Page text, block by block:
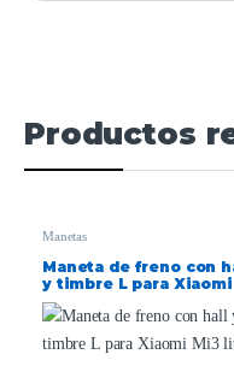
Productos
Manetas
Maneta de freno con
y timbre L para Xiaomi
Mi3 lite